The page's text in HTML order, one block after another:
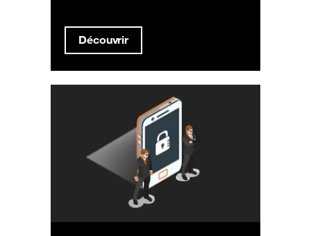
Découvrir